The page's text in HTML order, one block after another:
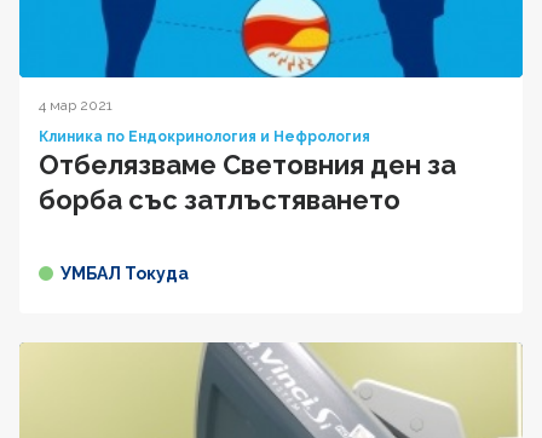
4 мар 2021
Клиника по Ендокринология и Нефрология
Отбелязваме Световния ден за
борба със затлъстяването
УМБАЛ Токуда